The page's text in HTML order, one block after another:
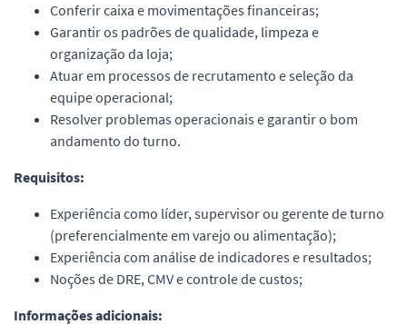
Conferir caixa e movimentações financeiras;
Garantir os padrões de qualidade, limpeza e
organização da loja;
Atuar em processos de recrutamento e seleção da
equipe operacional;
Resolver problemas operacionais e garantir o bom
andamento do turno.
Requisitos:
Experiência como líder, supervisor ou gerente de turno
(preferencialmente em varejo ou alimentação);
Experiência com análise de indicadores e resultados;
Noções de DRE, CMV e controle de custos;
Informações adicionais: